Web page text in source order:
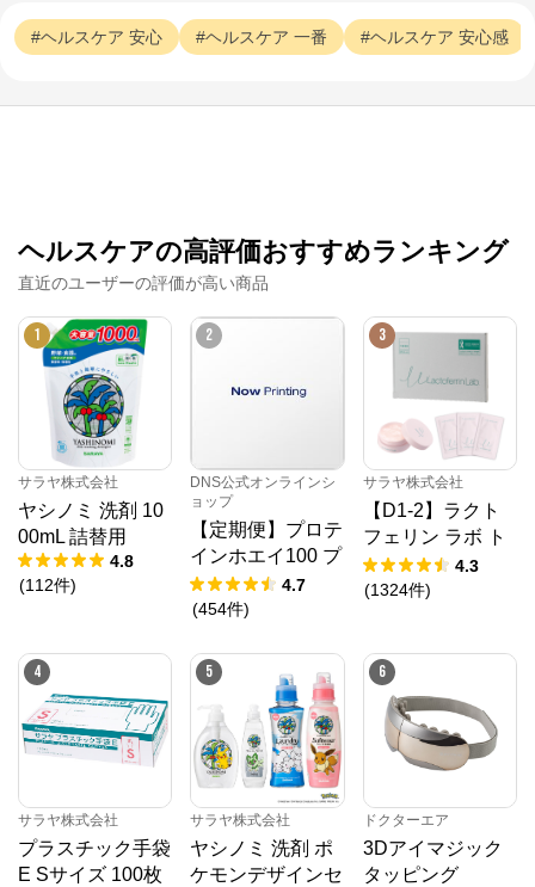
ヘルスケア 安心 ヘルスケア 一番 ヘルスケア 安心感
ヘルスケアの高評価おすすめランキング
直近のユーザーの評価が高い商品
1
サラヤ株式会社
ヤシノミ 洗剤 10
00mL 詰替用
4.8
(112件)
2
DNS公式オンラインシ
ョップ
【定期便】プロテ
インホエイ100 プ
レミアムチョコレ
ート風味 1,000g
4.7
(454件)
3
サラヤ株式会社
【D1-2】ラクト
フェリン ラボ ト
ライアルセット
【ゆうメール】
4.3
(1324件)
4
サラヤ株式会社
プラスチック手袋
E Sサイズ 100枚
5
サラヤ株式会社
ヤシノミ 洗剤 ポ
ケモンデザインセ
6
ドクターエア
3Dアイマジック
タッピング
サラヤ株式会社
SARAYAの公式通販サイトです。
【家庭用】スーパー、ドラッグストアで販売している
商品
【業務用】お得な業務用商品、個人様もご購入可能
品”と”感染対策情報”
3種の店舗をご用意しております。